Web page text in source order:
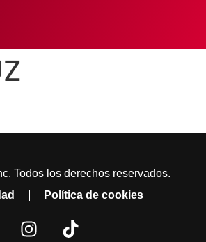
Todos los derechos reservados.
Política de cookies